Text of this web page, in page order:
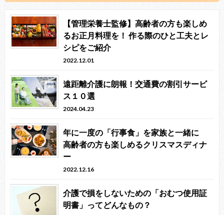
【管理栄養士監修】高齢者の方も楽しめ
るお正月料理を！ 作る際のひと工夫とレ
シピをご紹介
2022.12.01
遠距離介護に朗報！交通費の割引サービ
ス１０選
2024.04.23
年に一度の「行事食」を家族と一緒に
高齢者の方も楽しめるクリスマスディナ
ー
2022.12.16
介護で損をしないための「おむつ使用証
明書」ってどんなもの？